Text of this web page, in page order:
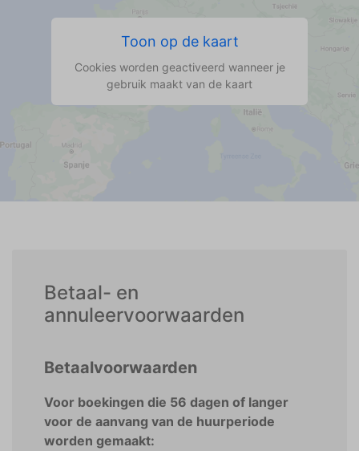
Toon op de kaart
Cookies worden geactiveerd wanneer je
gebruik maakt van de kaart
Betaal- en
annuleervoorwaarden
Betaalvoorwaarden
Voor boekingen die 56 dagen of langer
voor de aanvang van de huurperiode
worden gemaakt: